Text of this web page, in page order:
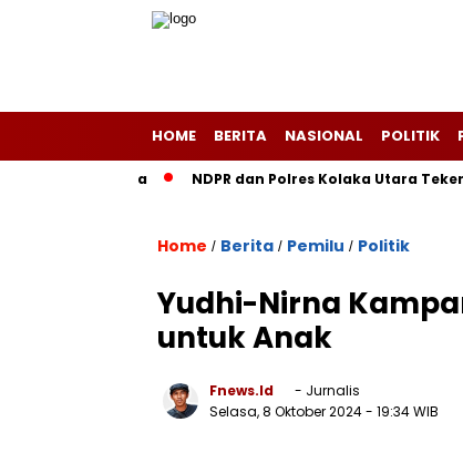
HOME BERITA NASIONAL POLITIK
NDPR dan Polres Kolaka Utara Teken
Home / Berita / Pemilu / Politik
Yudhi-Nirna
untuk Anak
Fnews.id
- Jurnalis
Selasa, 8 Oktober 2024- 19:34 WIB